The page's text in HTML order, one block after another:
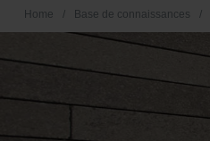
Home / Base de connaissances /